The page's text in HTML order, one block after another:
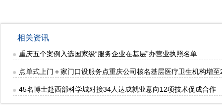
相关资讯
重庆五个案例入选国家级“服务企业在基层”办营业执照名单
点单式上门＋家门口设服务点重庆公司核名基层医疗卫生机构增
45名博士赴西部科学城对接34人达成就业意向12项技术促成合作